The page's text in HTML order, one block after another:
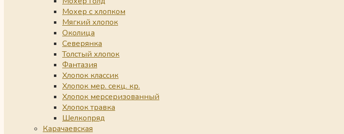
Мохер с хлопком
Мягкий хлопок
Околица
Северянка
Толстый хлопок
Фантазия
Хлопок классик
Хлопок мер. секц. кр.
Хлопок мерсеризованный
Хлопок травка
Шелкопряд
Карачаевская